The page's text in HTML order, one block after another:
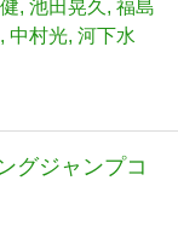
池田晃久
福島
中村光 河下水
グジャンプコ